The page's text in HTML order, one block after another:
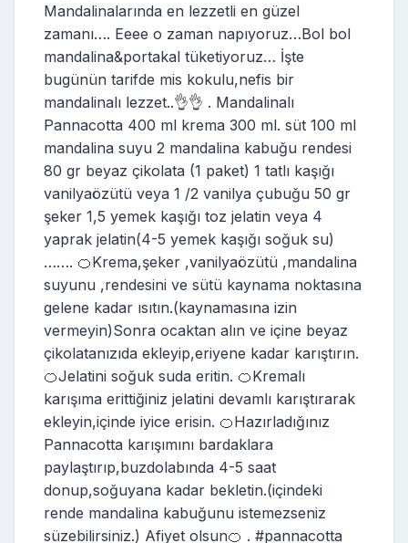
Mandalinalarında en lezzetli en güzel
zamanı…. Eeee o zaman napıyoruz…Bol bol
mandalina&portakal tüketiyoruz… İşte
bugünün tarifde mis kokulu,nefis bir
mandalinalı lezzet..👌👌 . Mandalinalı
Pannacotta 400 ml krema 300 ml. süt 100 ml
mandalina suyu 2 mandalina kabuğu rendesi
80 gr beyaz çikolata (1 paket) 1 tatlı kaşığı
vanilyaözütü veya 1 /2 vanilya çubuğu 50 gr
şeker 1,5 yemek kaşığı toz jelatin veya 4
yaprak jelatin(4-5 yemek kaşığı soğuk su)
……. 🍊Krema,şeker ,vanilyaözütü ,mandalina
suyunu ,rendesini ve sütü kaynama noktasına
gelene kadar ısıtın.(kaynamasına izin
vermeyin)Sonra ocaktan alın ve içine beyaz
çikolatanızıda ekleyip,eriyene kadar karıştırın.
🍊Jelatini soğuk suda eritin. 🍊Kremalı
karışıma erittiğiniz jelatini devamlı karıştırarak
ekleyin,içinde iyice erisin. 🍊Hazırladığınız
Pannacotta karışımını bardaklara
paylaştırıp,buzdolabında 4-5 saat
donup,soğuyana kadar bekletin.(içindeki
rende mandalina kabuğunu istemezseniz
süzebilirsiniz.) Afiyet olsun🍊 . #pannacotta